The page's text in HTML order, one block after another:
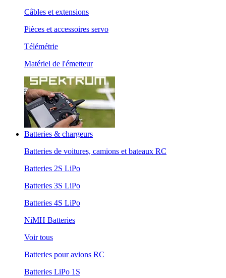
Câbles et extensions
Pièces et accessoires servo
Télémétrie
Matériel de l'émetteur
Batteries & chargeurs
Batteries de voitures, camions et bateaux RC
Batteries 2S LiPo
Batteries 3S LiPo
Batteries 4S LiPo
NiMH Batteries
Voir tous
Batteries pour avions RC
Batteries LiPo 1S